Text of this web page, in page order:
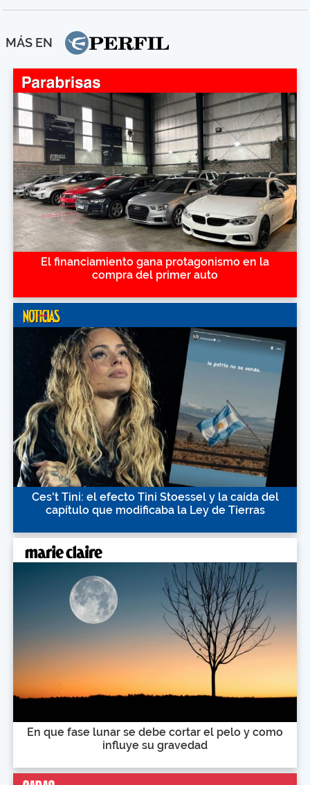
MÁS EN
El financiamiento gana protagonismo en la
compra del primer auto
Ces't Tini: el efecto Tini Stoessel y la caída del
capítulo que modificaba la Ley de Tierras
En que fase lunar se debe cortar el pelo y como
influye su gravedad